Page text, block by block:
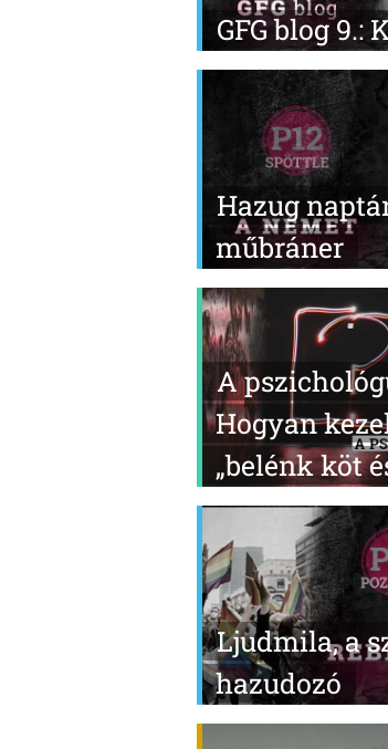
GFG blog 9.:
Hazug
műbráner
A
Hogyan
„belénk köt
Ljudmila, a
hazudozó